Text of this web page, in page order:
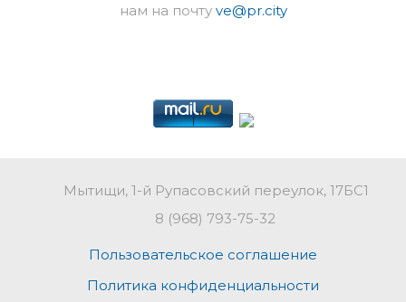
нам на почту ve@pr.city
Мытищи, 1-й Рупасовский переулок, 17БС1
8 (968) 793-75-32
Пользовательское соглашение
Политика конфиденциальности